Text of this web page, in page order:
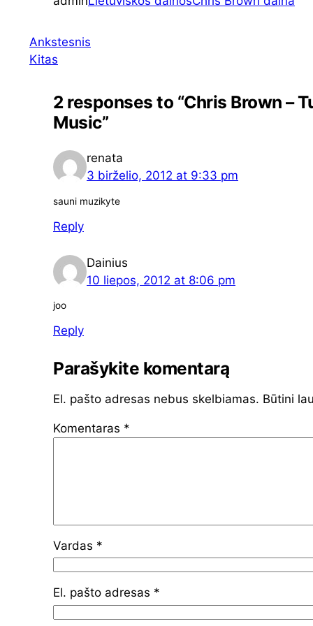
Ankstesnis
Kitas
2 responses to “Chris Brown –
Music”
renata
3 birželio, 2012 at 9:33 pm
sauni muzikyte
Reply
Dainius
10 liepos, 2012 at 8:06 pm
joo
Reply
Parašykite komentarą
El. pašto adresas nebus skelbiamas. Būtini
Komentaras *
Vardas *
El. pašto adresas *